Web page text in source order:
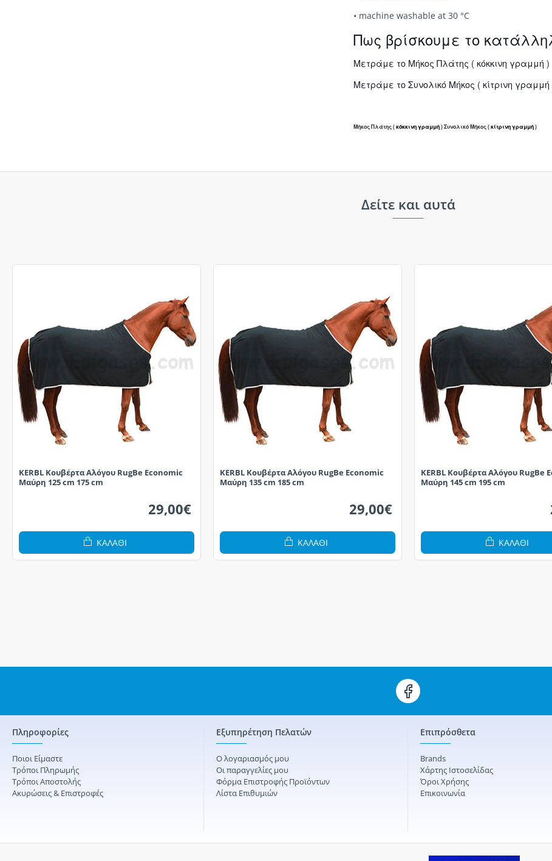
• machine washable at 30 °C
Πως βρίσκουμε το
Μετράμε το Μήκος Πλάτης ( κόκκινη γραμμή )
Μετράμε το Συνολικό Μήκος ( κίτρινη γραμμή
Μήκος Πλάτης (κόκκινη γραμμή) Συνολικό Μήκος (κίτρινη γραμμή)
Δείτε και αυτά
KERBL Κουβέρτα Αλόγου RugBe Economic
Μαύρη 125 cm 175 cm
29,00€
ΚΑΛΆΘΙ
KERBL Κουβέρτα Αλόγου RugBe Economic
Μαύρη 135 cm 185 cm
29,00€
ΚΑΛΆΘΙ
KERBL Κουβέρτα Αλόγου RugBe
Μαύρη 145 cm 195 cm
ΚΑΛΆΘΙ
Πληροφορίες
Ποιοι Είμαστε
Τρόποι Πληρωμής
Τρόποι Αποστολής
Ακυρώσεις & Επιστροφές
Εξυπηρέτηση Πελατών
Ο λογαριασμός μου
Οι παραγγελίες μου
Φόρμα Επιστροφής Προϊόντων
Λίστα Επιθυμιών
Επιπρόσθετα
Brands
Χάρτης Ιστοσελίδας
Όροι Χρήσης
Επικοινωνία